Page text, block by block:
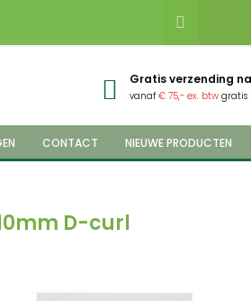
Gratis verzending
vanaf€ 75,- ex. btw gratis
CONTACT NIEUWE PRODUCTEN
D-curl